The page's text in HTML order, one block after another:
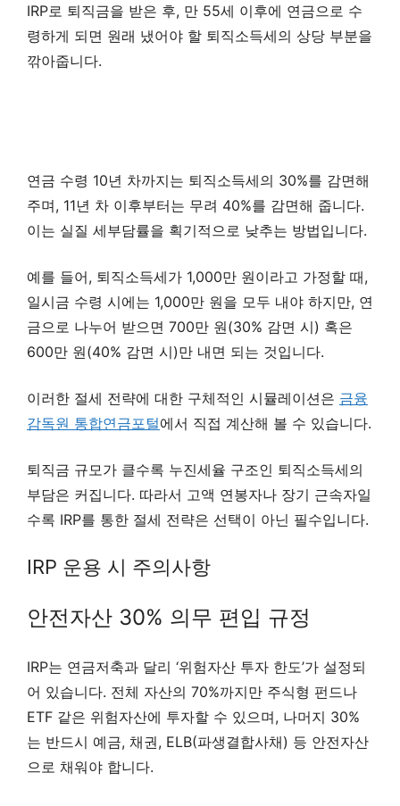
IRP로 퇴직금을 받은 후, 만 55세 이후에 연금으로 수
령하게 되면 원래 냈어야 할 퇴직소득세의 상당 부분을
깎아줍니다.
연금 수령 10년 차까지는 퇴직소득세의 30%를 감면해
주며, 11년 차 이후부터는 무려 40%를 감면해 줍니다.
이는 실질 세부담률을 획기적으로 낮추는 방법입니다.
예를 들어, 퇴직소득세가 1,000만 원이라고 가정할 때,
일시금 수령 시에는 1,000만 원을 모두 내야 하지만, 연
금으로 나누어 받으면 700만 원(30% 감면 시) 혹은
600만 원(40% 감면 시)만 내면 되는 것입니다.
이러한 절세 전략에 대한 구체적인 시뮬레이션은 금융
감독원 통합연금포털에서 직접 계산해 볼 수 있습니다.
퇴직금 규모가 클수록 누진세율 구조인 퇴직소득세의
부담은 커집니다. 따라서 고액 연봉자나 장기 근속자일
수록 IRP를 통한 절세 전략은 선택이 아닌 필수입니다.
IRP 운용 시 주의사항
안전자산 30% 의무 편입 규정
IRP는 연금저축과 달리 ‘위험자산 투자 한도’가 설정되
어 있습니다. 전체 자산의 70%까지만 주식형 펀드나
ETF 같은 위험자산에 투자할 수 있으며, 나머지 30%
는 반드시 예금, 채권, ELB(파생결합사채) 등 안전자산
으로 채워야 합니다.